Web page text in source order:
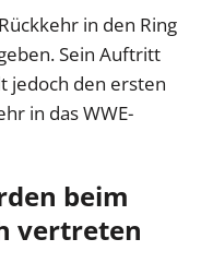
in den Ring
Sein Auftritt
jedoch den ersten
in das WWE-
beim
vertreten